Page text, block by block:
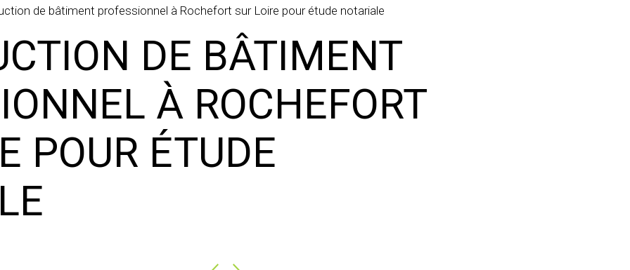
COLLECTIFS
CONSTRUCTION DE
DÉPENDANCES
de bâtiment professionnel à Rochefort sur Loire pour étude notariale
DE BÂTIMENT
À ROCHEFORT
POUR ÉTUDE